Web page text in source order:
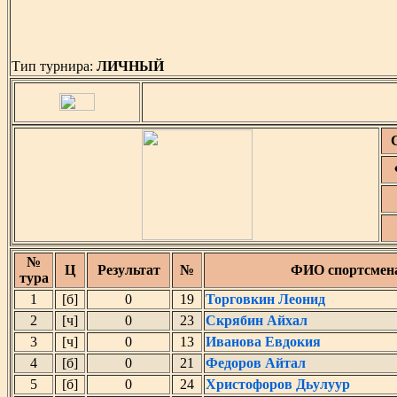
Тип турнира: ЛИЧНЫЙ
№
тура
Ц Результат №
ФИО
1
[б] 0 19
Торговкин Леонид
2
[ч] 0 23
Скрябин Айхал
3
[ч] 0 13
Иванова Евдокия
4
[б] 0 21
Федоров Айтал
5
[б] 0 24
Христофоров Дьулуур